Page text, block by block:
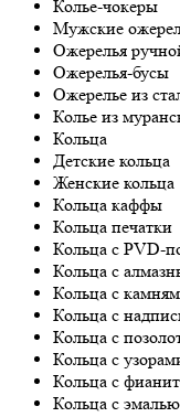
Колье-чокеры
Мужские
Ожерелья
Ожерелья-бусы
Ожерелье из
Колье из
Кольца
Детские кольца
Женские кольца
Кольца каффы
Кольца печатки
Кольца с PVD-
Кольца с
Кольца с
Кольца с
Кольца с
Кольца с
Кольца с
Кольца с эмалью